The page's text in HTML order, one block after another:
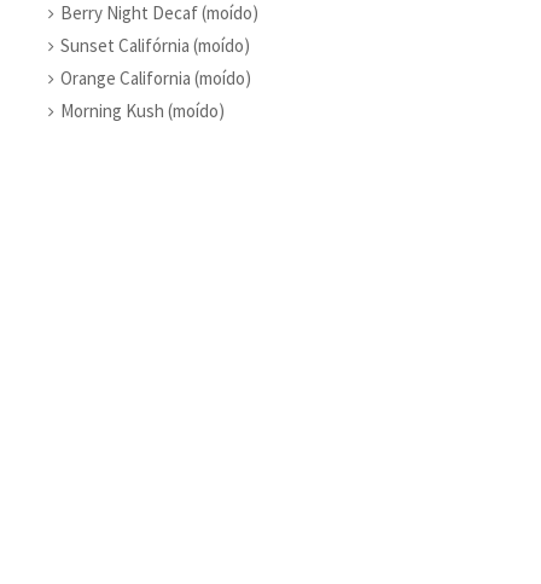
Berry Night Decaf (moído)
Sunset Califórnia (moído)
Orange California (moído)
Morning Kush (moído)